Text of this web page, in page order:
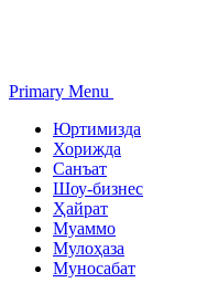
Primary Menu
Юртимизда
Хорижда
Санъат
Шоу-бизнес
Ҳайрат
Муаммо
Мулоҳаза
Муносабат